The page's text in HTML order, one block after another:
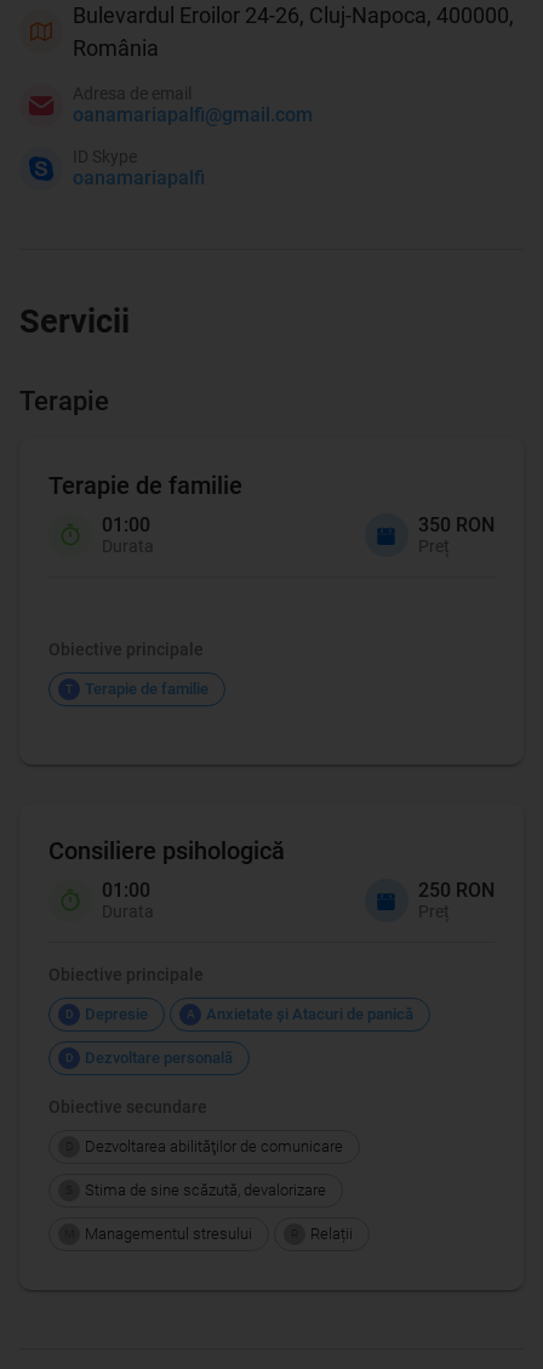
Bulevardul Eroilor 24-26, Cluj-Napoca, 400000,
România
oanamariapalfi@gmail.com
Adresa de email
oanamariapalfi
ID Skype
Servicii
Terapie
Terapie de familie
01:00
Durata
350 RON
Preț
Obiective principale
T Terapie de familie
Consiliere psihologică
01:00
Durata
250 RON
Preț
Obiective principale
D Depresie A Anxietate şi Atacuri de panică
D Dezvoltare personală
Obiective secundare
Dezvoltarea abilităţilor de comunicare
Stima de sine scăzută, devalorizare
Managementul stresului Relații